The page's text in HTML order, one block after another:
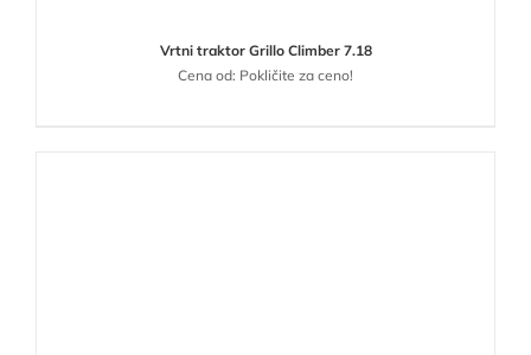
Vrtni traktor Grillo Climber 7.18
Cena od: Pokličite za ceno!